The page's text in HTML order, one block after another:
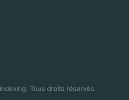
Tous droits réservés.